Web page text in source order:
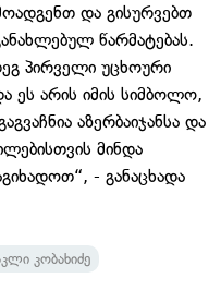
და გისურვებთ
წარმატებას.
პირველი უცხოური
ეს არის იმის სიმბოლო,
აზერბაიჯანსა და
მინდა
- განაცხადა
კობახიძე